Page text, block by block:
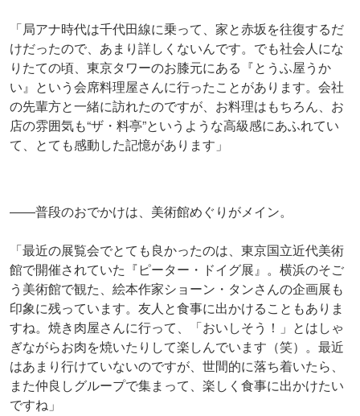
「局アナ時代は千代田線に乗って、家と赤坂を往復するだ
けだったので、あまり詳しくないんです。でも社会人にな
りたての頃、東京タワーのお膝元にある『とうふ屋うか
い』という会席料理屋さんに行ったことがあります。会社
の先輩方と一緒に訪れたのですが、お料理はもちろん、お
店の雰囲気も“ザ・料亭”というような高級感にあふれてい
て、とても感動した記憶があります」
――普段のおでかけは、美術館めぐりがメイン。
「最近の展覧会でとても良かったのは、東京国立近代美術
館で開催されていた『ピーター・ドイグ展』。横浜のそご
う美術館で観た、絵本作家ショーン・タンさんの企画展も
印象に残っています。友人と食事に出かけることもありま
すね。焼き肉屋さんに行って、「おいしそう！」とはしゃ
ぎながらお肉を焼いたりして楽しんでいます（笑）。最近
はあまり行けていないのですが、世間的に落ち着いたら、
また仲良しグループで集まって、楽しく食事に出かけたい
ですね」